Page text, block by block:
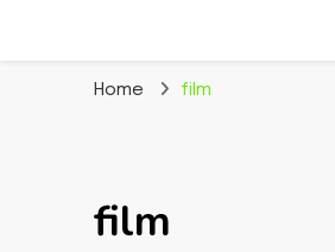
Home film
film